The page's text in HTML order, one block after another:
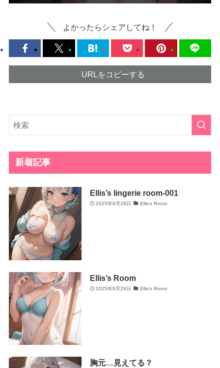
よかったらシェアしてね！
URLをコピーする
新着記事
Ellis’s lingerie room-001
2025年8月29日 Ellis's Room
Ellis’s Room
2025年8月29日 Ellis's Room
胸元…見えてる？